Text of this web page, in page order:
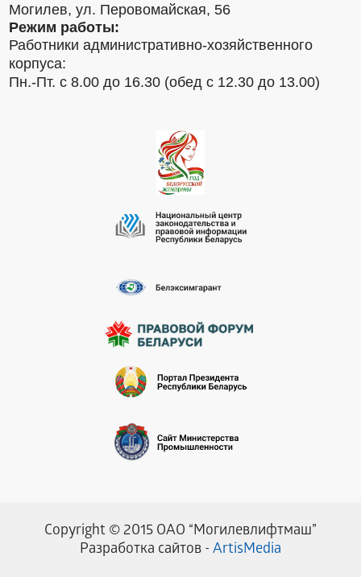
Могилев, ул. Перовомайская, 56
Режим работы:
Работники административно-хозяйственного
корпуса:
Пн.-Пт. с 8.00 до 16.30 (обед с 12.30 до 13.00)
Разработка сайтов - ArtisMedia
Copyright © 2015 ОАО “Могилевлифтмаш”